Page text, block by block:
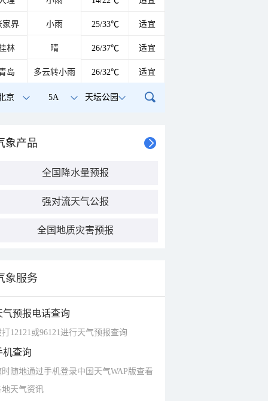
家界 小雨 25/33℃ 适宜
林 晴 26/37℃ 适宜
岛 多云转小雨 26/32℃ 适宜
京 5A 天坛公园
象产品
全国降水量预报
强对流天气公报
全国地质灾害预报
象服务
气预报电话查询
打12121或96121进行天气预报查询
机查询
时随地通过手机登录中国天气WAP版查看
地天气资讯